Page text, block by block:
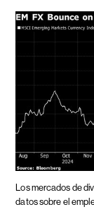
Los mercados de
datos sobre el